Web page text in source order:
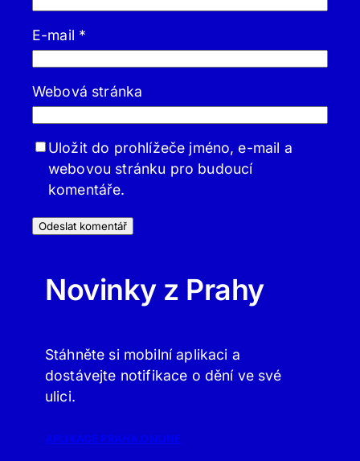
E-mail *
Webová stránka
Uložit do prohlížeče jméno, e-mail a
webovou stránku pro budoucí
komentáře.
Novinky z Prahy
Stáhněte si mobilní aplikaci a
dostávejte notifikace o dění ve své
ulici.
APLIKACE PRAHA.ONLINE